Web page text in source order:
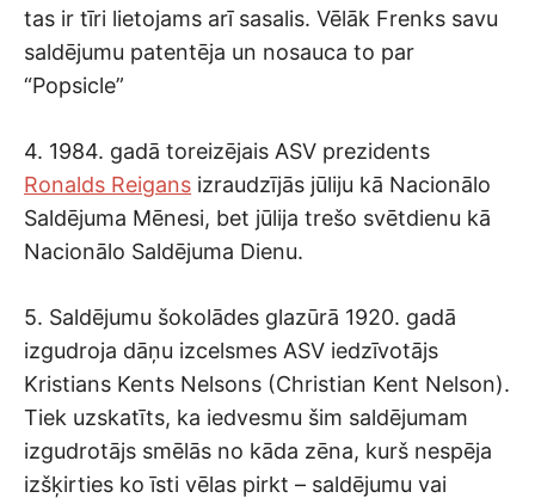
tas ir tīri lietojams arī sasalis. Vēlāk Frenks savu
saldējumu patentēja un nosauca to par
“Popsicle”
4. 1984. gadā toreizējais ASV prezidents
Ronalds Reigans izraudzījās jūliju kā Nacionālo
Saldējuma Mēnesi, bet jūlija trešo svētdienu kā
Nacionālo Saldējuma Dienu.
5. Saldējumu šokolādes glazūrā 1920. gadā
izgudroja dāņu izcelsmes ASV iedzīvotājs
Kristians Kents Nelsons (Christian Kent Nelson).
Tiek uzskatīts, ka iedvesmu šim saldējumam
izgudrotājs smēlās no kāda zēna, kurš nespēja
izšķirties ko īsti vēlas pirkt – saldējumu vai